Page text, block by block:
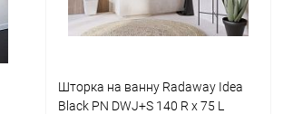
Шторка на ванну Radaway Idea
Black PN DWJ+S 140 R x 75 L